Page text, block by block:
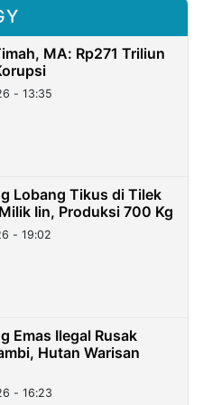
MA: Rp271 Triliun
- 13:35
Lobang Tikus di Tilek
Iin, Produksi 700 Kg
- 19:02
Emas Ilegal Rusak
Hutan Warisan
- 16:23